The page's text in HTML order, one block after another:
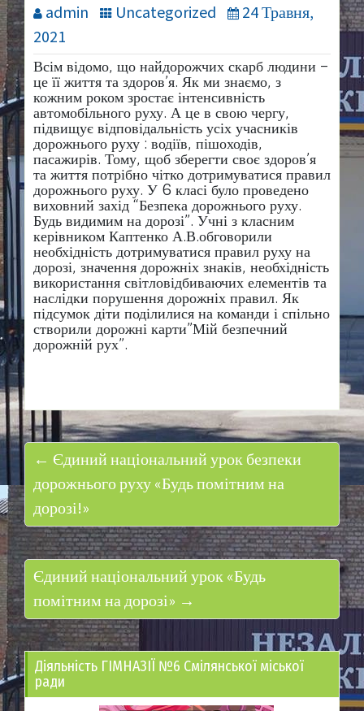
admin Uncategorized
24 Травня,
2021
Всім відомо, що найдорожчих скарб людини –
це її життя та здоров’я. Як ми знаємо, з
кожним роком зростає інтенсивність
автомобільного руху. А це в свою чергу,
підвищує відповідальність усіх учасників
дорожнього руху : водіїв, пішоходів,
пасажирів. Тому, щоб зберегти своє здоров’я
та життя потрібно чітко дотримуватися правил
дорожнього руху. У 6 класі було проведено
виховний захід “Безпека дорожнього руху.
Будь видимим на дорозі”. Учні з класним
керівником Каптенко А.В.обговорили
необхідність дотримуватися правил руху на
дорозі, значення дорожніх знаків, необхідність
використання світловідбиваючих елементів та
наслідки порушення дорожніх правил. Як
підсумок діти поділилися на команди і спільно
створили дорожні карти”Мій безпечний
дорожній рух”.
← Єдиний національний урок безпеки
дорожнього руху «Будь помітним на
дорозі!»
Єдиний національний урок «Будь
помітним на дорозі» →
Діяльність ГІМНАЗІЇ №6 Смілянської міської
ради